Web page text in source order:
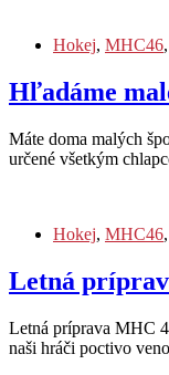
Hokej, MHC46,
Hľadáme
Máte doma malých
určené všetkým
Hokej, MHC46,
Letná
Letná príprava MHC
naši hráči poctivo